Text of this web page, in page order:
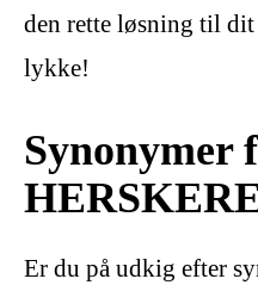
den rette løsning til
lykke!
Synonymer
Er du på udkig efter